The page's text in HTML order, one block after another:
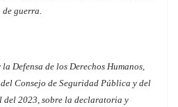
de guerra.
Defensa de los Derechos Humanos,
Consejo de Seguridad Pública y del
del 2023, sobre la declaratoria y